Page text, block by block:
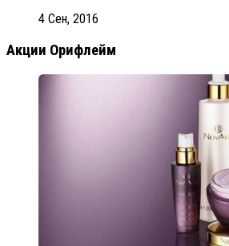
4 Сен, 2016
Акции Орифлейм